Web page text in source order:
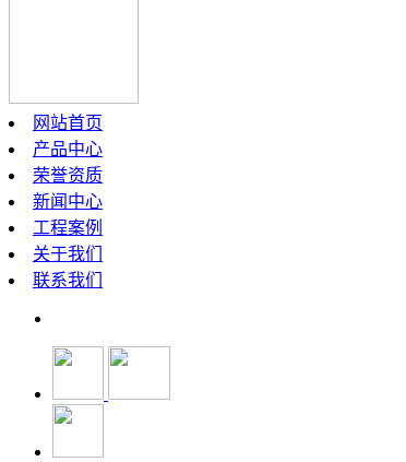
网站首页
产品中心
荣誉资质
新闻中心
工程案例
关于我们
联系我们